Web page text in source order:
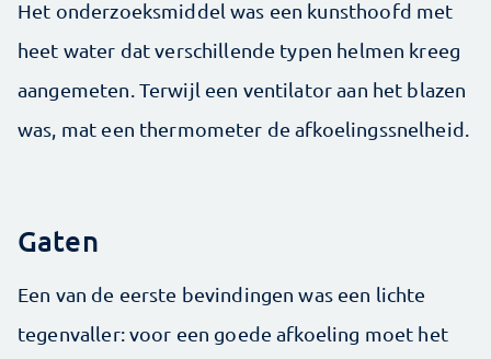
Het onderzoeksmiddel was een kunsthoofd met
heet water dat verschillende typen helmen kreeg
aangemeten. Terwijl een ventilator aan het blazen
was, mat een thermometer de afkoelingssnelheid.
Gaten
Een van de eerste bevindingen was een lichte
tegenvaller: voor een goede afkoeling moet het